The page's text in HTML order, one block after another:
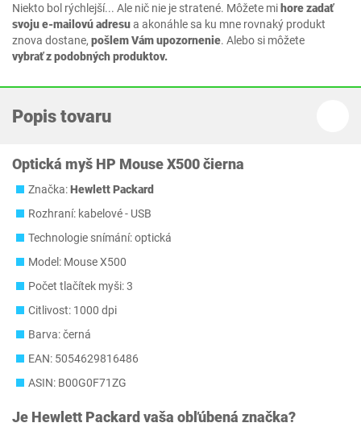
Niekto bol rýchlejší... Ale nič nie je stratené. Môžete mihore zadať
svoju e-mailovú adresua akonáhle sa ku mne rovnaký produkt
znova dostane, pošlem Vám upozornenie. Alebo si môžete
vybrať z podobných produktov.
Popis tovaru
Optická myš HP Mouse X500 čierna
Značka:Hewlett Packard
Rozhraní: kabelové - USB
Technologie snímání: optická
Model: Mouse X500
Počet tlačítek myši: 3
Citlivost: 1000 dpi
Barva: černá
EAN: 5054629816486
ASIN: B00G0F71ZG
Je Hewlett Packard vaša obľúbená značka?